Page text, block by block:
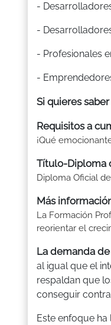
-
-
- Profesionales
-
Si quieres
Requisitos a
¡Qué
Título-Diploma
Diploma Oficial
Más
La Formación
reorientar el
La demanda
al igual que el
respaldan que
conseguir
Este enfoque